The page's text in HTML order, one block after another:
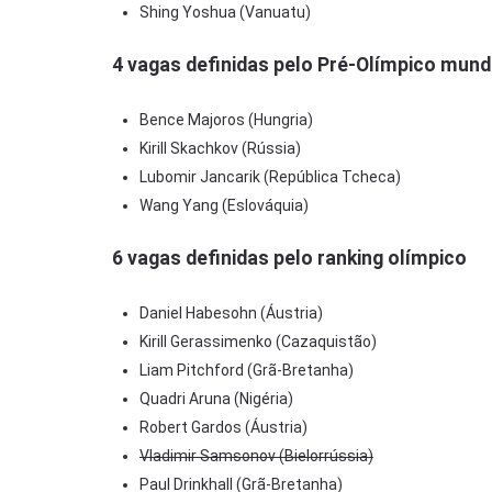
Shing Yoshua (Vanuatu)
4 vagas definidas pelo Pré-Olímpico
Bence Majoros (Hungria)
Kirill Skachkov (Rússia)
Lubomir Jancarik (República Tcheca)
Wang Yang (Eslováquia)
6 vagas definidas pelo ranking olímpico
Daniel Habesohn (Áustria)
Kirill Gerassimenko (Cazaquistão)
Liam Pitchford (Grã-Bretanha)
Quadri Aruna (Nigéria)
Robert Gardos (Áustria)
Vladimir Samsonov (Bielorrússia)
Paul Drinkhall (Grã-Bretanha)